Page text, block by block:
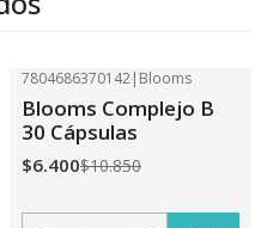
7804686370142| Blooms
Blooms Complejo B
30 Cápsulas
$6.400$10.850